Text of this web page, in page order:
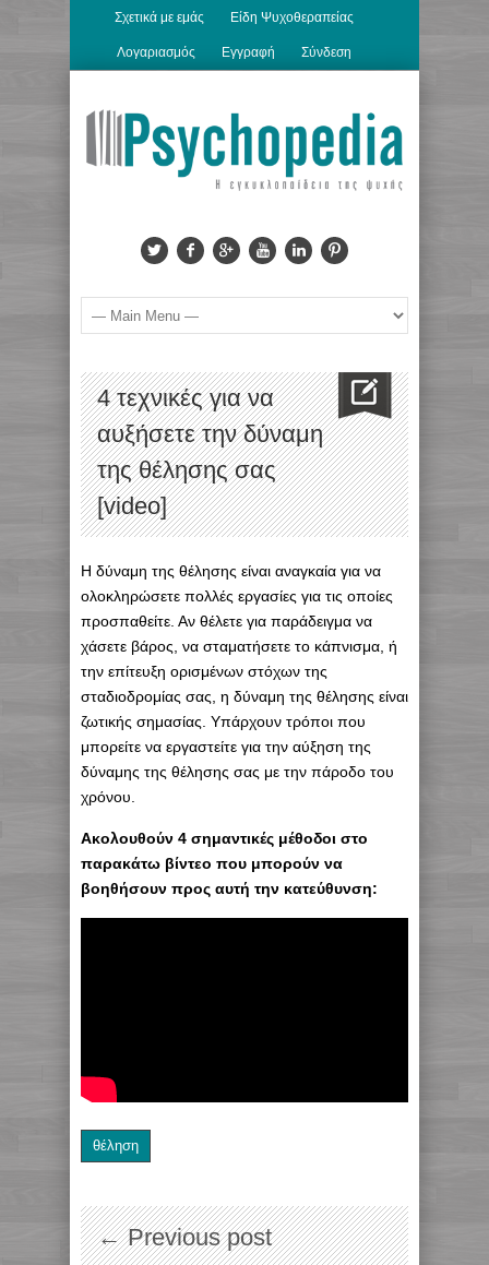
Σχετικά με εμάς Είδη Ψυχοθεραπείας
Λογαριασμός Εγγραφή Σύνδεση
4 τεχνικές για να
αυξήσετε την δύναμη
της θέλησης σας
[video]
H δύναμη της θέλησης είναι αναγκαία για να
oλοκληρώσετε πολλές εργασίες για τις οποίες
προσπαθείτε. Αν θέλετε για παράδειγμα να
χάσετε βάρος, να σταματήσετε το κάπνισμα, ή
την επίτευξη ορισμένων στόχων της
σταδιοδρομίας σας, η δύναμη της θέλησης είναι
ζωτικής σημασίας. Υπάρχουν τρόποι που
μπορείτε να εργαστείτε για την αύξηση της
δύναμης της θέλησης σας με την πάροδο του
χρόνου.
Ακολουθούν 4 σημαντικές μέθοδοι στο
παρακάτω βίντεο που μπορούν να
βοηθήσουν προς αυτή την κατεύθυνση:
θέληση
← Previous post